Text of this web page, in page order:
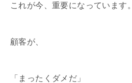
これが今、重要になっています。
顧客が、
「まったくダメだ」